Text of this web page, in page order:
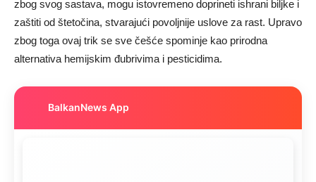
zbog svog sastava, mogu istovremeno doprineti ishrani biljke i
zaštiti od štetočina, stvarajući povoljnije uslove za rast. Upravo
zbog toga ovaj trik se sve češće spominje kao prirodna
alternativa hemijskim đubrivima i pesticidima.
BalkanNews App